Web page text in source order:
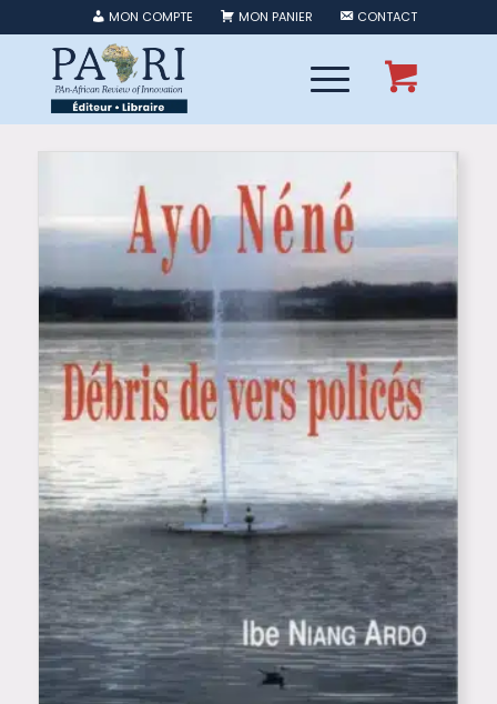
MON COMPTE MON PANIER CONTACT